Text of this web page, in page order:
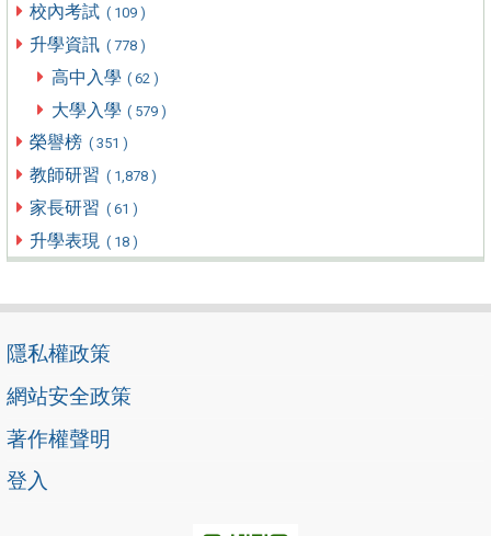
校內考試 ( 109 )
升學資訊 ( 778 )
高中入學 ( 62 )
大學入學 ( 579 )
榮譽榜 ( 351 )
教師研習 ( 1,878 )
家長研習 ( 61 )
升學表現 ( 18 )
隱私權政策
網站安全政策
著作權聲明
登入